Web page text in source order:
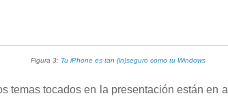
Figura 3: Tu iPhone es tan (in)seguro como tu Windows
temas tocados en la presentación están en